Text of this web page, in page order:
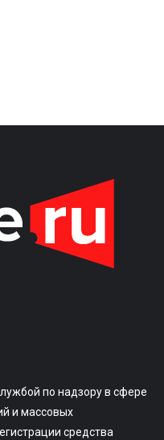
по надзору в сфере
и массовых
средства